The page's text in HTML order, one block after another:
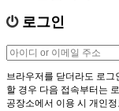
로그인
브라우저를 닫더라도 로
할 경우 다음 접속부터는
공장소에서 이용 시 개인